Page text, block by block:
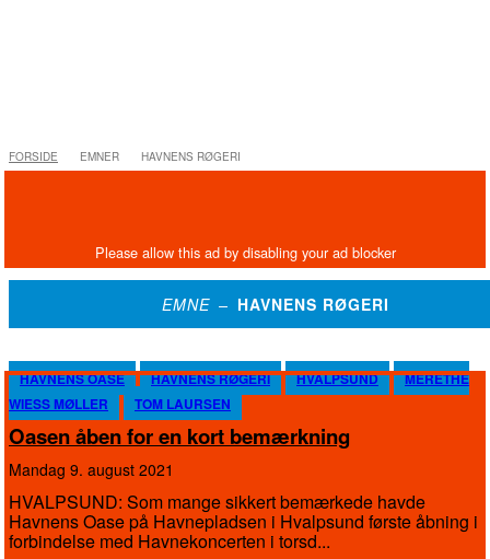
FORSIDE EMNER HAVNENS RØGERI
EMNE – HAVNENS RØGERI
HAVNENS OASE HAVNENS RØGERI HVALPSUND
MERETHE
WIESS MØLLER
TOM LAURSEN
Oasen åben for en kort bemærkning
mandag 9. august 2021
HVALPSUND: Som mange sikkert bemærkede havde
Havnens Oase på Havnepladsen i Hvalpsund første åbning i
forbindelse med Havnekoncerten i torsd...